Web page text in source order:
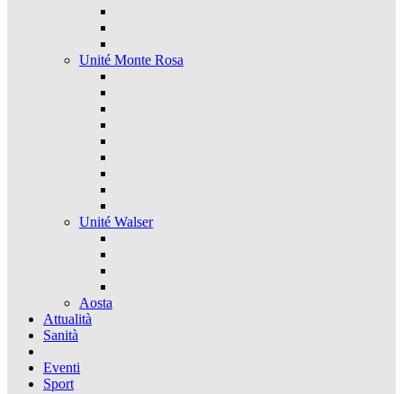
Unité Monte Rosa
Unité Walser
Aosta
Attualità
Sanità
Eventi
Sport